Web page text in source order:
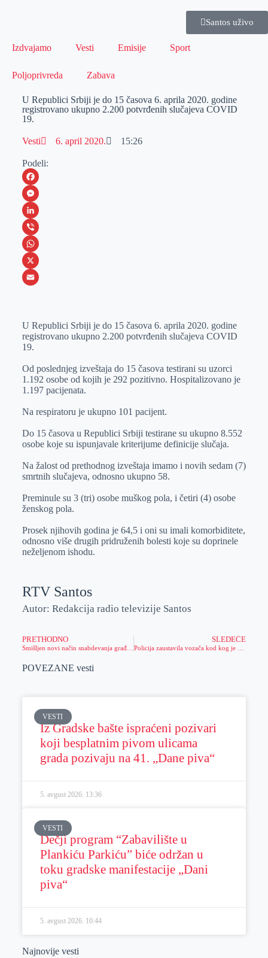
Santos uživo
Izdvajamo Vesti Emisije Sport
Poljoprivreda Zabava
U Republici Srbiji je do 15 časova 6. aprila 2020. godine
registrovano ukupno 2.200 potvrđenih slučajeva COVID
19.
Vesti 6. april 2020. 15:26
Podeli:
F
a
c
e
b
o
M
e
s
s
e
e
r
L
i
n
k
I
n
V
i
b
W
h
s
A
p
X
a
i
U Republici Srbiji je do 15 časova 6. aprila 2020. godine
registrovano ukupno 2.200 potvrđenih slučajeva COVID
19.
Od poslednjeg izveštaja do 15 časova testirani su uzorci
1.192 osobe od kojih je 292 pozitivno. Hospitalizovano je
1.197 pacijenata.
Na respiratoru je ukupno 101 pacijent.
Do 15 časova u Republici Srbiji testirane su ukupno 8.552
osobe koje su ispunjavale kriterijume definicije slučaja.
Na žalost od prethodnog izveštaja imamo i novih sedam (7)
smrtnih slučajeva, odnosno ukupno 58.
Preminule su 3 (tri) osobe muškog pola, i četiri (4) osobe
ženskog pola.
Prosek njihovih godina je 64,5 i oni su imali komorbiditete,
odnosno više drugih pridruženih bolesti koje su doprinele
neželjenom ishodu.
RTV Santos
Autor: Redakcija radio televizije Santos
PRETHODNO
Smišljen novi način snabdevanja građana sa pijace
SLEDEĆE
POVEZANE vesti
VESTI
Iz Gradske bašte ispraćeni pozivari
koji besplatnim pivom ulicama
grada pozivaju na 41. „Dane piva“
5. avgust 2026. 13:36
VESTI
Dečji program “Zabavilište u
Plankiću Parkiću” biće održan u
toku gradske manifestacije „Dani
piva“
5. avgust 2026. 10:44
Najnovije vesti